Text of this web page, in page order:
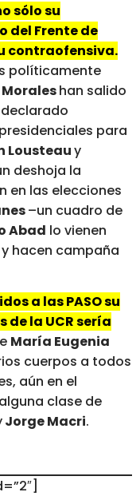
sólo su
del Frente de
contraofensiva.
políticamente
Moraleshan salido
para
Lousteauy
deshoja la
en las elecciones
–un cuadro de
Abad lo vienen
hacen campaña
a las PASO su
la UCR sería
María Eugenia
cuerpos a todos
aún en el
clase de
Jorge Macri.